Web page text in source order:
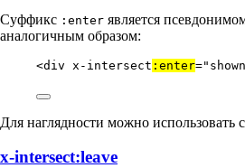
Суффикс :enter является
аналогичным образом:
<div x-intersect :enter="
Для наглядности можно использовать
x-intersect:leave